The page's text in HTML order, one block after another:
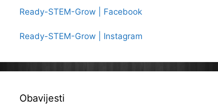
Ready-STEM-Grow | Facebook
Ready-STEM-Grow | Instagram
Obavijesti